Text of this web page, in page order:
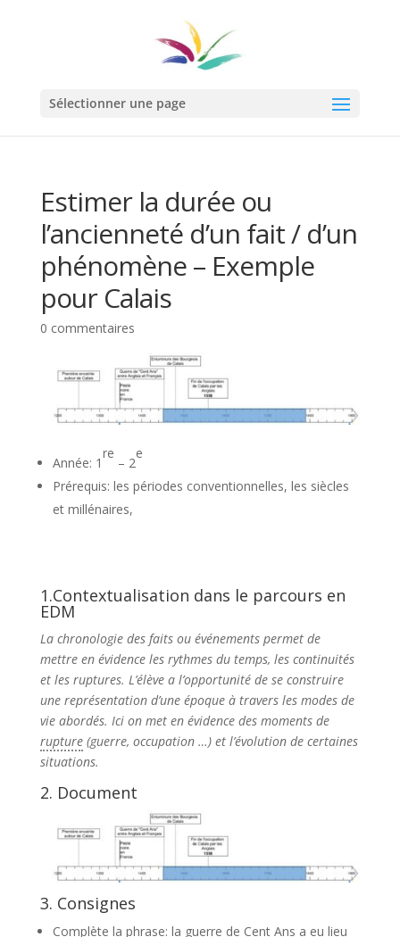
Sélectionner une page
Estimer la durée ou
l’ancienneté d’un fait / d’un
phénomène – Exemple
pour Calais
0 commentaires
Année: 1
re
– 2
e
Prérequis: les périodes conventionnelles, les siècles
et millénaires,
1.Contextualisation dans le parcours en
EDM
La chronologie des faits ou événements permet de
mettre en évidence les rythmes du temps, les continuités
et les ruptures. L’élève a l’opportunité de se construire
une représentation d’une époque à travers les modes de
vie abordés. Ici on met en évidence des moments de
rupture(guerre, occupation …) et l’évolution de certaines
situations.
2. Document
3. Consignes
Complète la phrase: la guerre de Cent Ans a eu lieu